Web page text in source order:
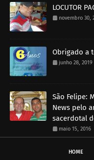
LOCUTOR
novembro 30,
Obrigado a
junho 28, 2019
São Felipe:
News pelo
sacerdotal
maio 15, 2016
HOME